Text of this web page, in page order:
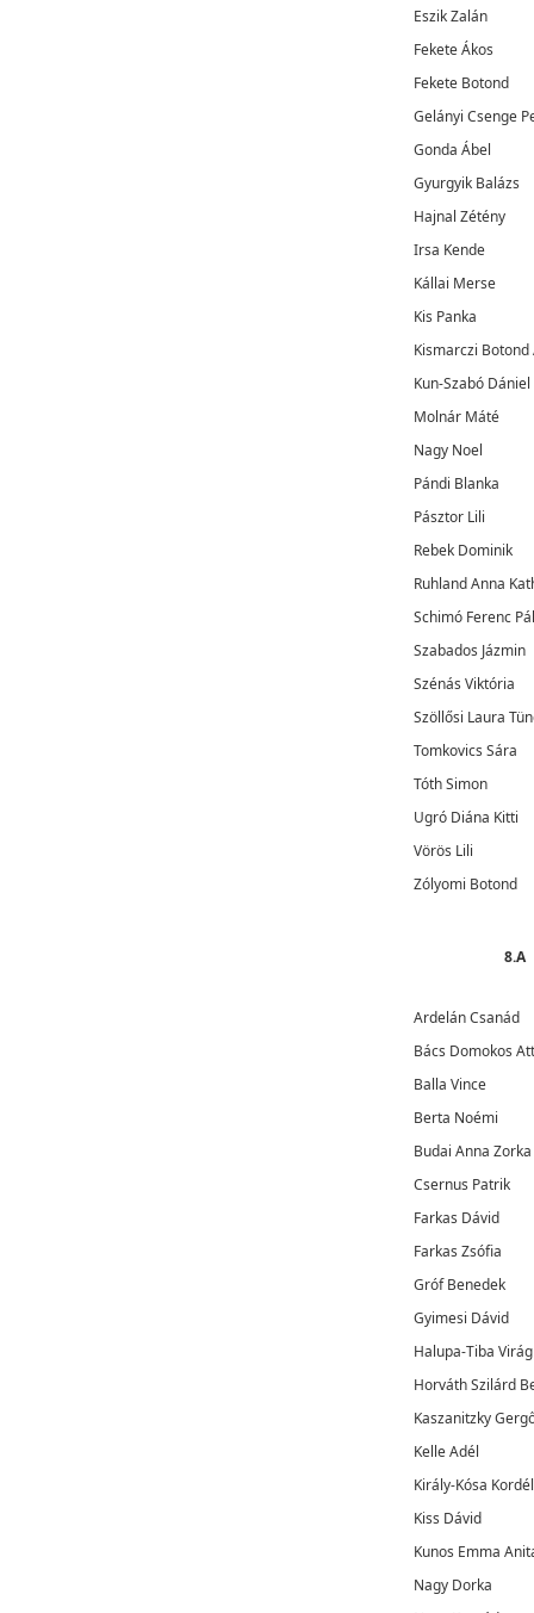
Eszik Zalán
Fekete Ákos
Fekete Botond
Gelányi Csenge
Gonda Ábel
Gyurgyik Balázs
Hajnal Zétény
Irsa Kende
Kállai Merse
Kis Panka
Kismarczi Botond
Kun-Szabó Dániel
Molnár Máté
Nagy Noel
Pándi Blanka
Pásztor Lili
Rebek Dominik
Ruhland Anna
Schimó Ferenc Pál
Szabados Jázmin
Szénás Viktória
Szöllősi Laura
Tomkovics Sára
Tóth Simon
Ugró Diána Kitti
Vörös Lili
Zólyomi Botond
8.A
Ardelán Csanád
Bács Domokos
Balla Vince
Berta Noémi
Budai Anna Zorka
Csernus Patrik
Farkas Dávid
Farkas Zsófia
Gróf Benedek
Gyimesi Dávid
Halupa-Tiba Virág
Horváth Szilárd
Kaszanitzky
Kelle Adél
Király-Kósa
Kiss Dávid
Kunos Emma
Nagy Dorka